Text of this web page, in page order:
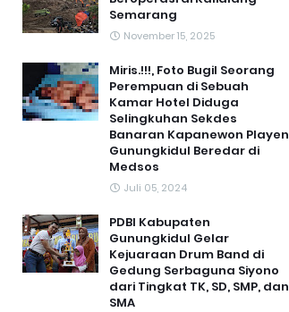
Semarang
November 15, 2025
Miris.!!!, Foto Bugil Seorang
Perempuan di Sebuah
Kamar Hotel Diduga
Selingkuhan Sekdes
Banaran Kapanewon Playen
Gunungkidul Beredar di
Medsos
Juli 05, 2024
PDBI Kabupaten
Gunungkidul Gelar
Kejuaraan Drum Band di
Gedung Serbaguna Siyono
dari Tingkat TK, SD, SMP, dan
SMA